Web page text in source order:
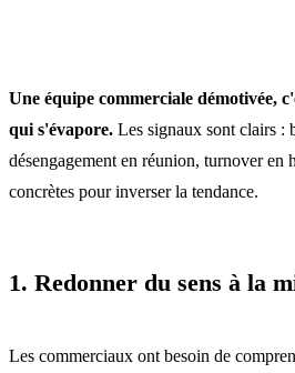
Une équipe commerciale démotivée,
qui s'évapore. Les signaux sont clairs :
désengagement en réunion, turnover en
concrètes pour inverser la tendance.
1. Redonner du sens à la
Les commerciaux ont besoin de